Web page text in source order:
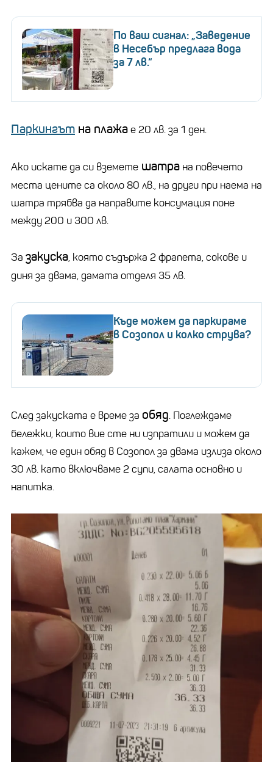
По ваш сигнал: „Заведение
в Несебър предлага вода
за 7 лв.“
Паркингът на плажае 20 лв. за 1 ден.
Ако искате да си вземете шатра на повечето
места цените са около 80 лв., на други при наема на
шатра трябва да направите консумация поне
между 200 и 300 лв.
За закуска, която съдържа 2 фрапета, сокове и
диня за двама, дамата отделя 35 лв.
Къде можем да паркираме
в Созопол и колко струва?
След закуската е време за обяд. Поглеждаме
бележки, които вие сте ни изпратили и можем да
кажем, че един обяд в Созопол за двама излиза около
30 лв. като включваме 2 супи, салата основно и
напитка.